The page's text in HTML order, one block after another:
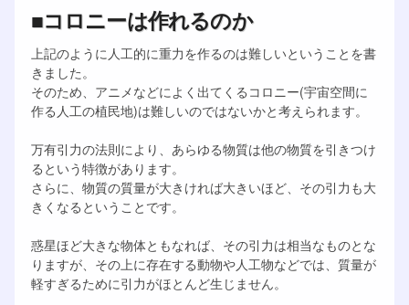
■コロニーは作れるのか
上記のように人工的に重力を作るのは難しいということを書
きました。
そのため、アニメなどによく出てくるコロニー(宇宙空間に
作る人工の植民地)は難しいのではないかと考えられます。
万有引力の法則により、あらゆる物質は他の物質を引きつけ
るという特徴があります。
さらに、物質の質量が大きければ大きいほど、その引力も大
きくなるということです。
惑星ほど大きな物体ともなれば、その引力は相当なものとな
りますが、その上に存在する動物や人工物などでは、質量が
軽すぎるために引力がほとんど生じません。